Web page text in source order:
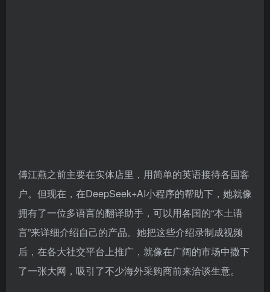
言”来详细介绍自己的产品。她把这些介绍录制成视频
后，在各大社交平台上推广，就像在广阔的市场中撒下
了一张大网，吸引了不少海外采购商前来洽谈生意。